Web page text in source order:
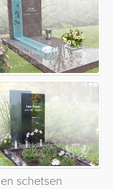
schetsen